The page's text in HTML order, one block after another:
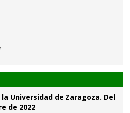
Universidad de Zaragoza. Del
de 2022